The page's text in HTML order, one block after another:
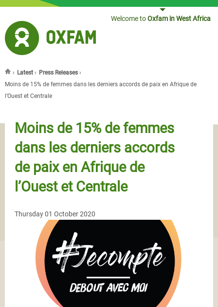
Welcome toOxfam in West Africa
You are here
› Latest › Press Releases ›
Moins de 15% de femmes dans les derniers accords de paix en Afrique de
l’Ouest et Centrale
Moins de 15% de femmes
dans les derniers accords
de paix en Afrique de
l’Ouest et Centrale
Thursday 01 October 2020